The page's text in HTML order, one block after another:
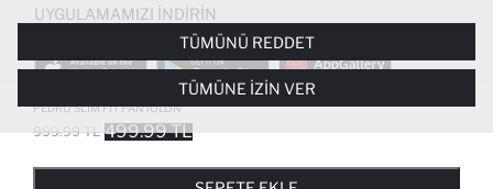
PEDRO SLIM FIT PANTOLON
999.99 TL 499.99 TL
UYGULAMAMIZI İNDIRIN
POPÜLER KATEGORILER
KADIN BEYAZ TIŞÖRT
ÜÇÜNCÜ TARAF ÇEREZLER ISE SIZE DAHA IYI BIR ALIŞVERIŞ
DENEYIMI SUNULABILMESI, SITEMIZIN DAHA IŞLEVSEL KILINMASI VE
KIŞISELLEŞTIRMESI VE AÇIK RIZA VERMENIZ HALINDE, SIZLERE
YÖNELIK PAZARLAMA FAALIYETLERININ YAPILMASI AMAÇLARIYLA
SINIRLI OLARAK KULLANILACAKTIR. ÇEREZLERE DAIR TERCIHLERINIZI
ÇEREZ TERCIHLERIPANELI ARACILIĞIYLA HER ZAMAN YÖNETEBILIR,
ÇEREZLERLE ILGILI DAHA DETAYLI BILGIYE
TÜMÜNÜ REDDET
TÜMÜNE İZIN VER